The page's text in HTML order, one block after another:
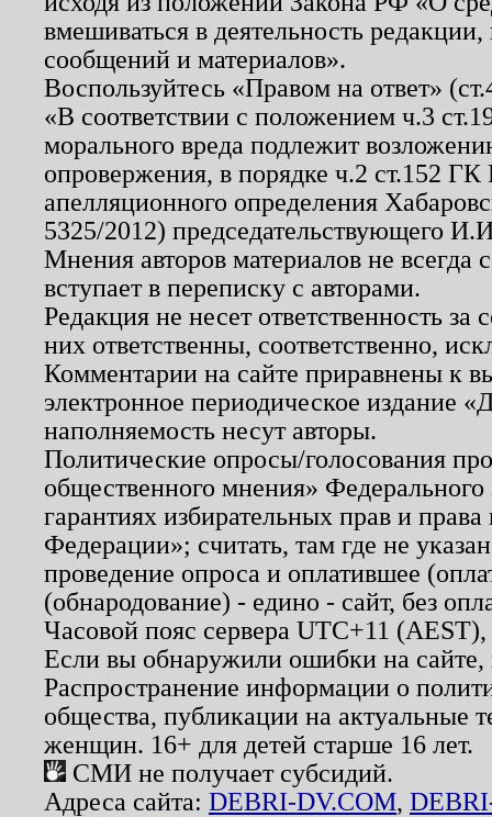
вмешиваться в деятельность
сообщений и материалов».
Воспользуйтесь «Правом на ответ»
«В соответствии с положением ч.3
морального вреда подлежит
опровержения, в порядке ч.2 ст.152
апелляционного определения
5325/2012) председательствующего
Мнения авторов материалов не
вступает в переписку с авторами.
Редакция не несет ответственность
них ответственны, соответственно,
Комментарии на сайте приравнены к
электронное периодическое издание
наполняемость несут авторы.
Политические опросы/голосования
общественного мнения»
гарантиях избирательных прав и
Федерации»; считать, там где не
проведение опроса и оплатившее
(обнародование) - едино - сайт, без
Часовой пояс сервера UTC+11
Если вы обнаружили ошибки на
Распространение информации о
общества, публикации на актуальные
женщин. 16+ для детей старше 16 лет.
СМИ не получает субсидий.
Адреса сайта: DEBRI-DV.COM,